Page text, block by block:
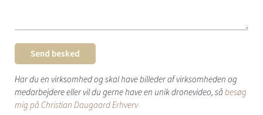
Send besked
Har du en virksomhed og skal have billeder af virksomheden og
medarbejdere eller vil du gerne have en unik dronevideo, såbesøg
mig på Christian Daugaard Erhverv